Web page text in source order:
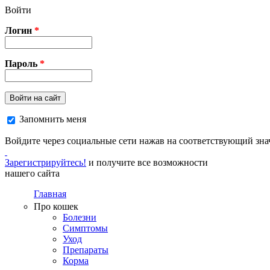
Перейти к основному содержанию
Войти
Логин *
Пароль *
Войти на сайт
Запомнить меня
Войдите через социальные сети нажав на соответствующий
Зарегистрируйтесь! и получите все возможности
нашего сайта
Главная
Про кошек
Болезни
Симптомы
Уход
Препараты
Корма